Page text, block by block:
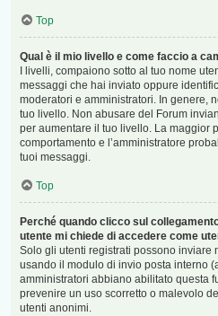
Top
Qual è il mio livello e come faccio a
I livelli, compaiono sotto al tuo nome
messaggi che hai inviato oppure
moderatori e amministratori. In genere,
tuo livello. Non abusare del Forum
per aumentare il tuo livello. La maggior
comportamento e l’amministratore
tuoi messaggi.
Top
Perché quando clicco sul
utente mi chiede di accedere come
Solo gli utenti registrati possono inviare
usando il modulo di invio posta interno
amministratori abbiano abilitato questa
prevenire un uso scorretto o malevolo
utenti anonimi.